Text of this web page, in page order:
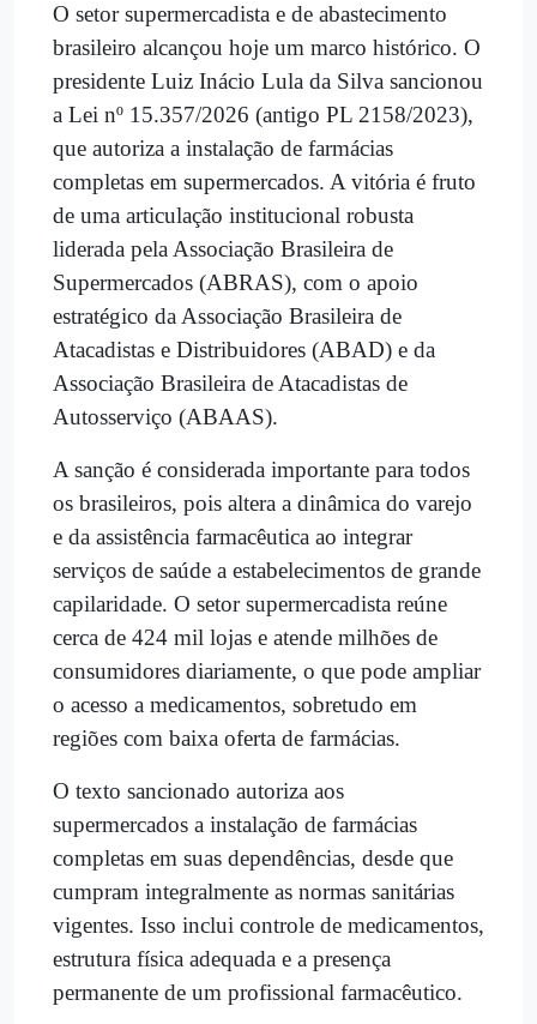
O setor supermercadista e de abastecimento
brasileiro alcançou hoje um marco histórico. O
presidente Luiz Inácio Lula da Silva sancionou
a Lei nº 15.357/2026 (antigo PL 2158/2023),
que autoriza a instalação de farmácias
completas em supermercados. A vitória é fruto
de uma articulação institucional robusta
liderada pela Associação Brasileira de
Supermercados (ABRAS), com o apoio
estratégico da Associação Brasileira de
Atacadistas e Distribuidores (ABAD) e da
Associação Brasileira de Atacadistas de
Autosserviço (ABAAS).
A sanção é considerada importante para todos
os brasileiros, pois altera a dinâmica do varejo
e da assistência farmacêutica ao integrar
serviços de saúde a estabelecimentos de grande
capilaridade. O setor supermercadista reúne
cerca de 424 mil lojas e atende milhões de
consumidores diariamente, o que pode ampliar
o acesso a medicamentos, sobretudo em
regiões com baixa oferta de farmácias.
O texto sancionado autoriza aos
supermercados a instalação de farmácias
completas em suas dependências, desde que
cumpram integralmente as normas sanitárias
vigentes. Isso inclui controle de medicamentos,
estrutura física adequada e a presença
permanente de um profissional farmacêutico.